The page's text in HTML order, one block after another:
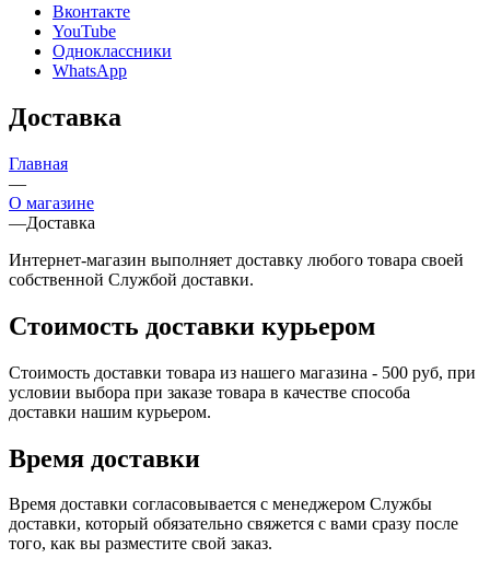
Вконтакте
YouTube
Одноклассники
WhatsApp
Доставка
Главная
—
О магазине
—Доставка
Интернет-магазин выполняет доставку любого товара своей
собственной Службой доставки.
Стоимость доставки курьером
Стоимость доставки товара из нашего магазина - 500 руб, при
условии выбора при заказе товара в качестве способа
доставки нашим курьером.
Время доставки
Время доставки согласовывается с менеджером Службы
доставки, который обязательно свяжется с вами сразу после
того, как вы разместите свой заказ.